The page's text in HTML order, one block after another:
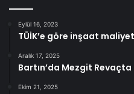
Eylül 16, 2023
TÜİK’e göre inşaat
Aralık 17, 2025
Bartın’da Mezgit Revaçta
Ekim 21, 2025